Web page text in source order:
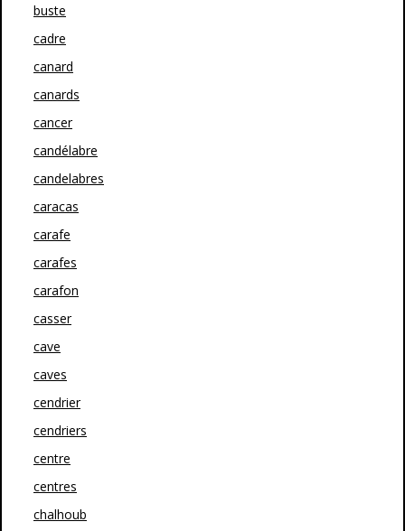
buste
cadre
canard
canards
cancer
candélabre
candelabres
caracas
carafe
carafes
carafon
casser
cave
caves
cendrier
cendriers
centre
centres
chalhoub